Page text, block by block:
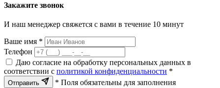
Закажите звонок
И наш менеджер свяжется с вами в течение 10 минут
Ваше имя *
Телефон
Даю согласие на обработку персональных данных в
соответствии с политикой конфиденциальности *
Отправить
* Поля обязательны для заполнения